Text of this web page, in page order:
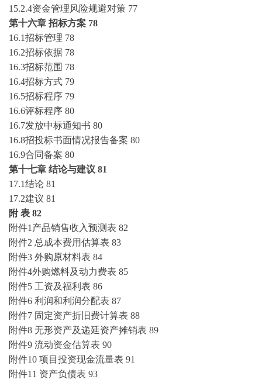
15.2.4资金管理风险规避对策 77
第十六章 招标方案 78
16.1招标管理 78
16.2招标依据 78
16.3招标范围 78
16.4招标方式 79
16.5招标程序 79
16.6评标程序 80
16.7发放中标通知书 80
16.8招投标书面情况报告备案 80
16.9合同备案 80
第十七章 结论与建议 81
17.1结论 81
17.2建议 81
附 表 82
附件1产品销售收入预测表 82
附件2 总成本费用估算表 83
附件3 外购原材料表 84
附件4外购燃料及动力费表 85
附件5 工资及福利表 86
附件6 利润和利润分配表 87
附件7 固定资产折旧费计算表 88
附件8 无形资产及递延资产摊销表 89
附件9 流动资金估算表 90
附件10 项目投资现金流量表 91
附件11 资产负债表 93